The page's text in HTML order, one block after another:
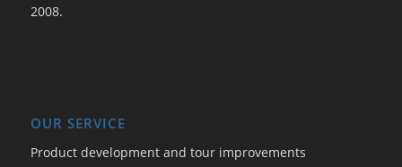
2008.
OUR SERVICE
Product development and tour improvements